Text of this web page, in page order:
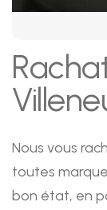
Nous vous
toutes
bon état, en